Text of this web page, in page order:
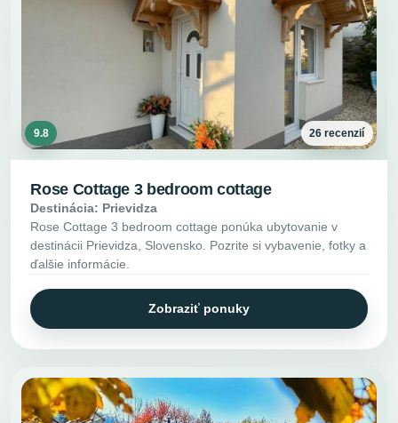
9.8 26 recenzií
Rose Cottage 3 bedroom cottage
Destinácia: Prievidza
Rose Cottage 3 bedroom cottage ponúka ubytovanie v
destinácii Prievidza, Slovensko. Pozrite si vybavenie, fotky a
ďalšie informácie.
Zobraziť ponuky